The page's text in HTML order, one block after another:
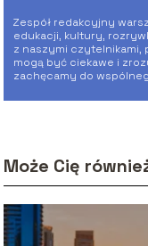
Zespół redakcyjny
edukacji, kultury,
z naszymi czytelnikami,
mogą być ciekawe i
zachęcamy do
Może Cię